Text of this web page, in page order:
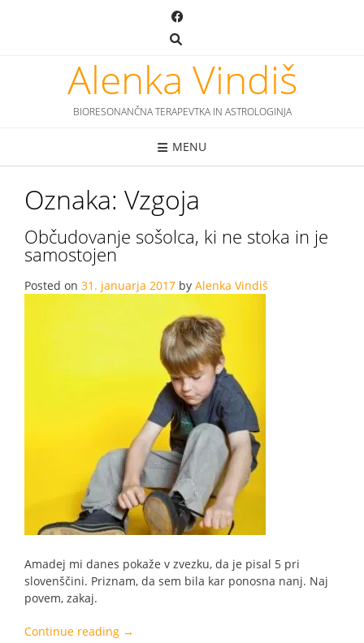
Alenka Vindiš
BIORESONANČNA TERAPEVTKA IN ASTROLOGINJA
MENU
Oznaka: Vzgoja
Občudovanje sošolca, ki ne stoka in je
samostojen
Posted on 31. januarja 2017 by Alenka Vindiš
Amadej mi danes pokaže v zvezku, da je pisal 5 pri
slovenščini. Priznam, da sem bila kar ponosna nanj. Naj
povem, zakaj.
Continue reading “Občudovanje
→